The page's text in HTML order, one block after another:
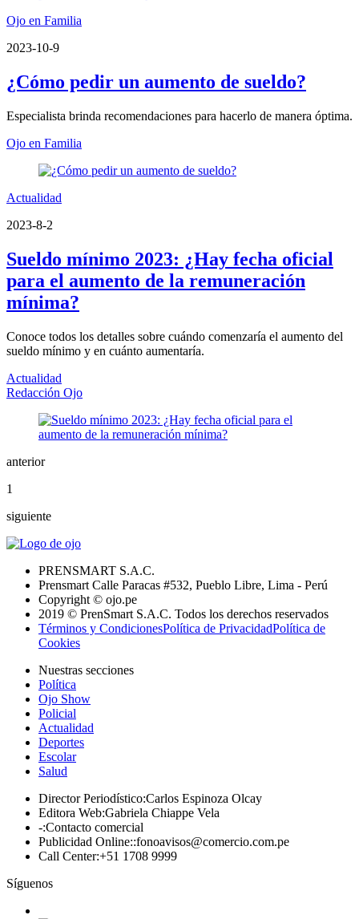
Ojo en Familia
2023-10-9
¿Cómo pedir un aumento de sueldo?
Especialista brinda recomendaciones para hacerlo de manera óptima.
Ojo en Familia
Actualidad
2023-8-2
Sueldo mínimo 2023: ¿Hay fecha oficial
para el aumento de la remuneración
mínima?
Conoce todos los detalles sobre cuándo comenzaría el aumento del
sueldo mínimo y en cuánto aumentaría.
Actualidad
Redacción Ojo
anterior
1
siguiente
PRENSMART S.A.C.
Prensmart Calle Paracas #532, Pueblo Libre, Lima - Perú
Copyright © ojo.pe
2019 © PrenSmart S.A.C. Todos los derechos reservados
Términos y CondicionesPolítica de PrivacidadPolítica de
Cookies
Nuestras secciones
Política
Ojo Show
Policial
Actualidad
Deportes
Escolar
Salud
Director Periodístico:Carlos Espinoza Olcay
Editora Web:Gabriela Chiappe Vela
-:Contacto comercial
Publicidad Online::fonoavisos@comercio.com.pe
Call Center:+51 1708 9999
Síguenos